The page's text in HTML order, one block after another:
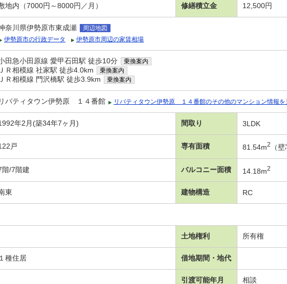
地内（7000円～8000円／月） 修繕積立金 12,500円
奈川県伊勢原市東成瀬
周辺地図
伊勢原市の行政データ
伊勢原市周辺の家賃相場
田急小田原線 愛甲石田駅 徒歩10分 乗換案内
ＪＲ相模線 社家駅 徒歩4.0km 乗換案内
ＪＲ相模線 門沢橋駅 徒歩3.9km 乗換案内
リバティタウン伊勢原 １４番館 リバティタウン伊勢原 １４番館のその他のマンション情報を
年2月(築34年7ヶ月) 間取り 3LDK
戸 専有面積 81.54m2 （
階/7階建 バルコニー面積 14.18m2
東 建物構造 RC
土地権利 所有権
１種住居 借地期間・地代
引渡可能年月 相談